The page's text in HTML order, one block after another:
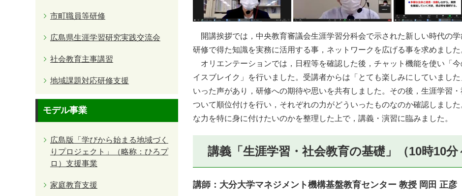
開講挨拶では，中央教育審議会生涯学習分科会で示された新しい時代の
研修で得た知識を実務に活用する事，ネットワークを広げる事を求めました
オリエンテーションでは，日程等を確認した後，チャット機能を使い「
イスブレイク」を行いました。受講者からは「とても楽しみにしていまし
いった声があり，研修への期待や思いを共有しました。その後，生涯学習
ついて順位付けを行い，それぞれの力がどういったものなのか確認しまし
な力を特に身に付けたいのかを整理した上で，講義・演習に臨みました。
講義「生涯学習・社会教育の基礎」（10時10分
講師：大分大学マネジメント機構基盤教育センター 教授 岡田 正彦
市町職員等研修
広島県生涯学習研究実践交流会
社会教育主事講習
地域課題対応研修支援
モデル事業
広島版「学びから始まる地域づく
りプロジェクト」（略称：ひろプ
ロ）支援事業
家庭教育支援